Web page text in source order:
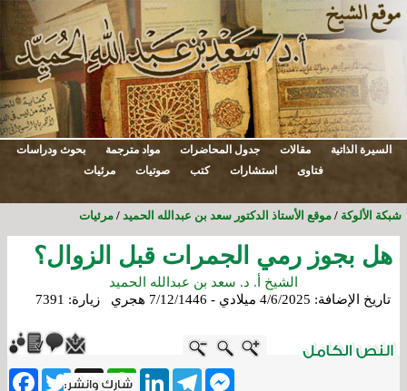
السيرة الذاتية مقالات جدول المحاضرات مواد مترجمة
بحوث ودراسات
فتاوى
استشارات كتب صوتيات مرئيات
شبكة الألوكة / موقع الأستاذ الدكتور سعد بن عبدالله الحميد / مرئيات
هل بجوز رمي الجمرات قبل الزوال؟
الشيخ أ. د. سعد بن عبدالله الحميد
تاريخ الإضافة: 4/6/2025 ميلادي - 7/12/1446 هجري زيارة: 7391
Twitter X
WhatsApp
LinkedInTelegram
Messenger